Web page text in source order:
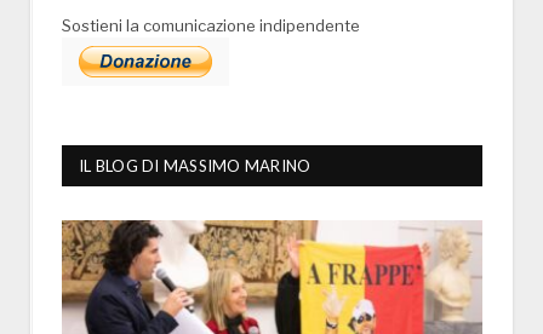
Sostieni la comunicazione indipendente
IL BLOG DI MASSIMO MARINO